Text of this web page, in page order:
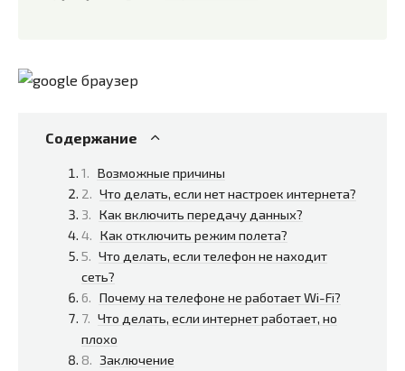
Содержание
Возможные причины
Что делать, если нет настроек интернета?
Как включить передачу данных?
Как отключить режим полета?
Что делать, если телефон не находит
сеть?
Почему на телефоне не работает Wi-Fi?
Что делать, если интернет работает, но
плохо
Заключение